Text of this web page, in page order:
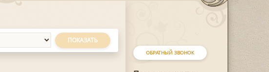
ОБРАТНЫЙ ЗВОНОК
ПОКАЗАТЬ